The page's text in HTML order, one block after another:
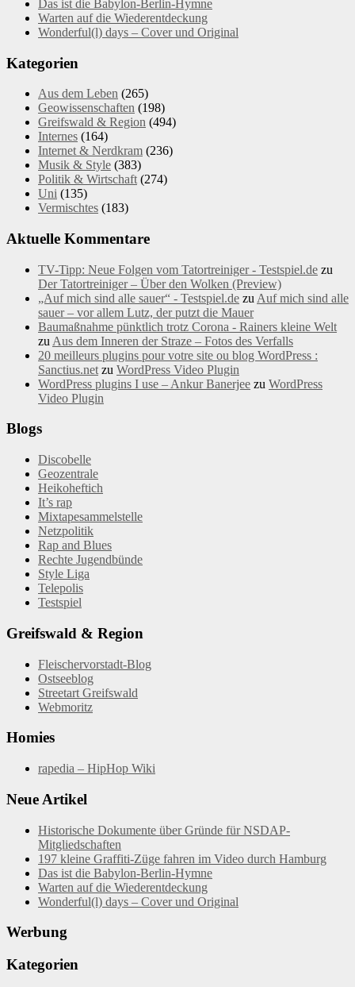
Das ist die Babylon-Berlin-Hymne
Warten auf die Wiederentdeckung
Wonderful(l) days – Cover und Original
Kategorien
Aus dem Leben (265)
Geowissenschaften (198)
Greifswald & Region (494)
Internes (164)
Internet & Nerdkram (236)
Musik & Style (383)
Politik & Wirtschaft (274)
Uni (135)
Vermischtes (183)
Aktuelle Kommentare
TV-Tipp: Neue Folgen vom Tatortreiniger - Testspiel.de zu
Der Tatortreiniger – Über den Wolken (Preview)
„Auf mich sind alle sauer“ - Testspiel.de zu Auf mich sind alle
sauer – vor allem Lutz, der putzt die Mauer
Baumaßnahme pünktlich trotz Corona - Rainers kleine Welt
zu Aus dem Inneren der Straze – Fotos des Verfalls
20 meilleurs plugins pour votre site ou blog WordPress :
Sanctius.net zu WordPress Video Plugin
WordPress plugins I use – Ankur Banerjee zu WordPress
Video Plugin
Blogs
Discobelle
Geozentrale
Heikoheftich
It’s rap
Mixtapesammelstelle
Netzpolitik
Rap and Blues
Rechte Jugendbünde
Style Liga
Telepolis
Testspiel
Greifswald & Region
Fleischervorstadt-Blog
Ostseeblog
Streetart Greifswald
Webmoritz
Homies
rapedia – HipHop Wiki
Neue Artikel
Historische Dokumente über Gründe für NSDAP-
Mitgliedschaften
197 kleine Graffiti-Züge fahren im Video durch Hamburg
Das ist die Babylon-Berlin-Hymne
Warten auf die Wiederentdeckung
Wonderful(l) days – Cover und Original
Werbung
Kategorien